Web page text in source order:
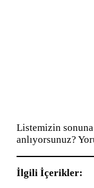
Listemizin
anlıyorsunuz?
İlgili İçerikler: